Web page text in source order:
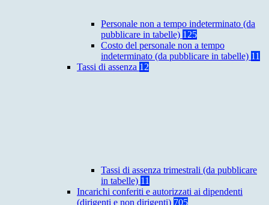
Personale non a tempo indeterminato (da
pubblicare in tabelle) 125
Costo del personale non a tempo
indeterminato (da pubblicare in tabelle) 11
Tassi di assenza 12
Tassi di assenza trimestrali (da pubblicare
in tabelle) 11
Incarichi conferiti e autorizzati ai dipendenti
(dirigenti e non dirigenti) 705